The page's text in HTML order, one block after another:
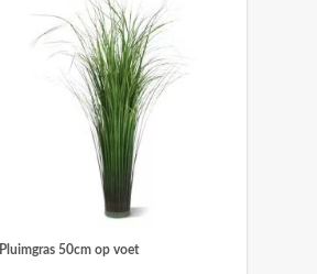
Pluimgras 50cm op voet